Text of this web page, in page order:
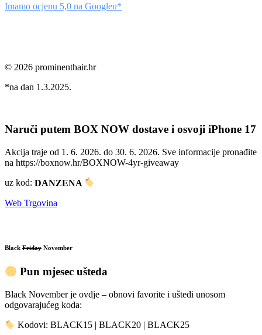
Imamo ocjenu 5,0 na Googleu*
© 2026 prominenthair.hr
*na dan 1.3.2025.
Naruči putem BOX NOW dostave i osvoji iPhone 17
Akcija traje od 1. 6. 2026. do 30. 6. 2026. Sve informacije pronađite
na https://boxnow.hr/BOXNOW-4yr-giveaway
uz kod: DANZENA
Web Trgovina
Black Friday November
Pun mjesec ušteda
Black November je ovdje – obnovi favorite i uštedi unosom
odgovarajućeg koda:
Kodovi: BLACK15 | BLACK20 | BLACK25